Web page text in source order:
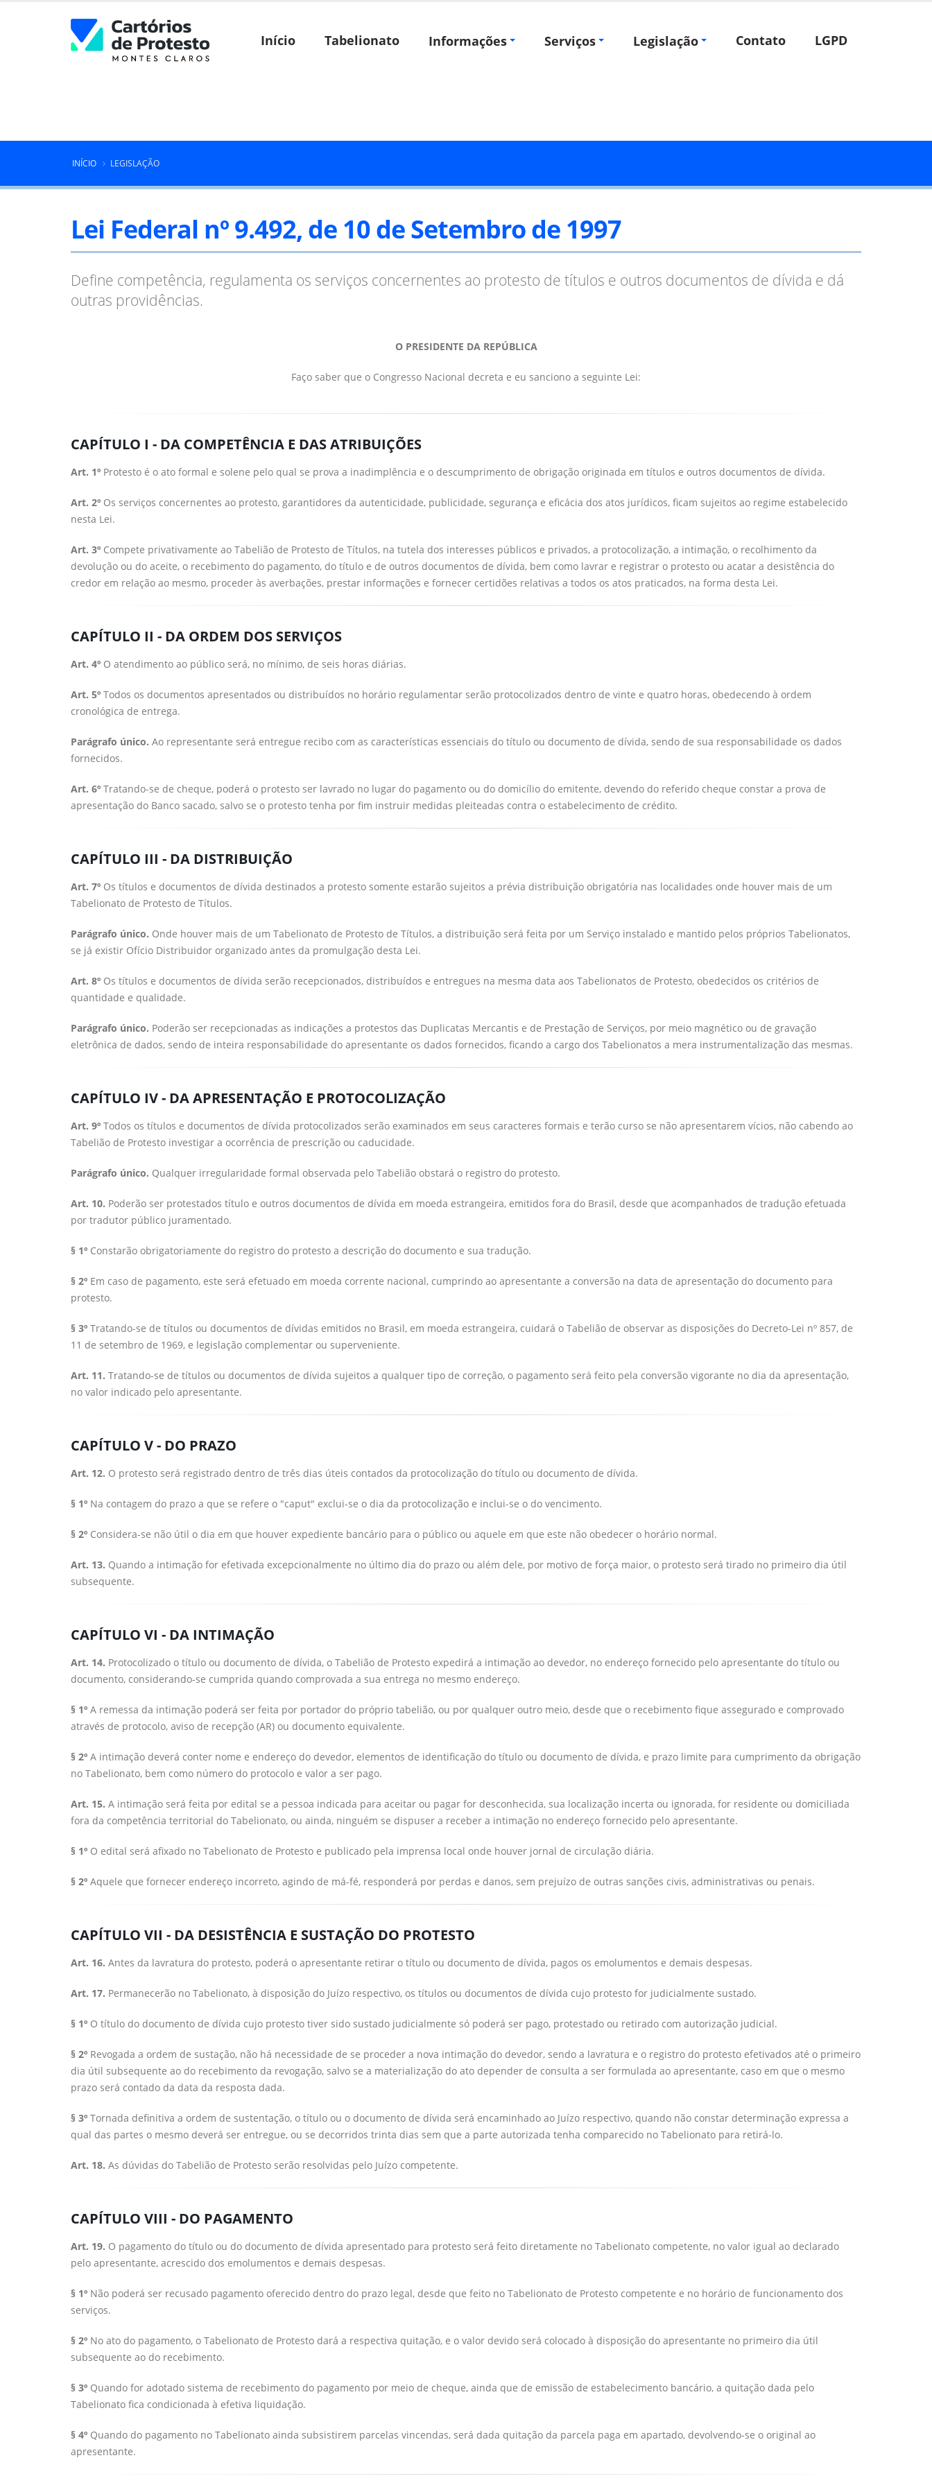
Início Tabelionato Informações Serviços Legislação Contato LGPD
INÍCIO LEGISLAÇÃO
Lei Federal nº 9.492, de 10 de Setembro de 1997
Define competência, regulamenta os serviços concernentes ao protesto de títulos e outros documentos de dívida e dá
outras providências.
O PRESIDENTE DA REPÚBLICA
Faço saber que o Congresso Nacional decreta e eu sanciono a seguinte Lei:
CAPÍTULO I - DA COMPETÊNCIA E DAS ATRIBUIÇÕES
Art. 1º Protesto é o ato formal e solene pelo qual se prova a inadimplência e o descumprimento de obrigação originada em títulos e outros documentos de dívida.
Art. 2º Os serviços concernentes ao protesto, garantidores da autenticidade, publicidade, segurança e eficácia dos atos jurídicos, ficam sujeitos ao regime estabelecido
nesta Lei.
Art. 3º Compete privativamente ao Tabelião de Protesto de Títulos, na tutela dos interesses públicos e privados, a protocolização, a intimação, o recolhimento da
devolução ou do aceite, o recebimento do pagamento, do título e de outros documentos de dívida, bem como lavrar e registrar o protesto ou acatar a desistência do
credor em relação ao mesmo, proceder às averbações, prestar informações e fornecer certidões relativas a todos os atos praticados, na forma desta Lei.
CAPÍTULO II - DA ORDEM DOS SERVIÇOS
Art. 4º O atendimento ao público será, no mínimo, de seis horas diárias.
Art. 5º Todos os documentos apresentados ou distribuídos no horário regulamentar serão protocolizados dentro de vinte e quatro horas, obedecendo à ordem
cronológica de entrega.
Parágrafo único. Ao representante será entregue recibo com as características essenciais do título ou documento de dívida, sendo de sua responsabilidade os dados
fornecidos.
Art. 6º Tratando-se de cheque, poderá o protesto ser lavrado no lugar do pagamento ou do domicílio do emitente, devendo do referido cheque constar a prova de
apresentação do Banco sacado, salvo se o protesto tenha por fim instruir medidas pleiteadas contra o estabelecimento de crédito.
CAPÍTULO III - DA DISTRIBUIÇÃO
Art. 7º Os títulos e documentos de dívida destinados a protesto somente estarão sujeitos a prévia distribuição obrigatória nas localidades onde houver mais de um
Tabelionato de Protesto de Títulos.
Parágrafo único. Onde houver mais de um Tabelionato de Protesto de Títulos, a distribuição será feita por um Serviço instalado e mantido pelos próprios Tabelionatos,
se já existir Ofício Distribuidor organizado antes da promulgação desta Lei.
Art. 8º Os títulos e documentos de dívida serão recepcionados, distribuídos e entregues na mesma data aos Tabelionatos de Protesto, obedecidos os critérios de
quantidade e qualidade.
Parágrafo único. Poderão ser recepcionadas as indicações a protestos das Duplicatas Mercantis e de Prestação de Serviços, por meio magnético ou de gravação
eletrônica de dados, sendo de inteira responsabilidade do apresentante os dados fornecidos, ficando a cargo dos Tabelionatos a mera instrumentalização das mesmas.
CAPÍTULO IV - DA APRESENTAÇÃO E PROTOCOLIZAÇÃO
Art. 9º Todos os títulos e documentos de dívida protocolizados serão examinados em seus caracteres formais e terão curso se não apresentarem vícios, não cabendo ao
Tabelião de Protesto investigar a ocorrência de prescrição ou caducidade.
Parágrafo único. Qualquer irregularidade formal observada pelo Tabelião obstará o registro do protesto.
Art. 10. Poderão ser protestados título e outros documentos de dívida em moeda estrangeira, emitidos fora do Brasil, desde que acompanhados de tradução efetuada
por tradutor público juramentado.
§ 1º Constarão obrigatoriamente do registro do protesto a descrição do documento e sua tradução.
§ 2º Em caso de pagamento, este será efetuado em moeda corrente nacional, cumprindo ao apresentante a conversão na data de apresentação do documento para
protesto.
§ 3º Tratando-se de títulos ou documentos de dívidas emitidos no Brasil, em moeda estrangeira, cuidará o Tabelião de observar as disposições do Decreto-Lei nº 857, de
11 de setembro de 1969, e legislação complementar ou superveniente.
Art. 11. Tratando-se de títulos ou documentos de dívida sujeitos a qualquer tipo de correção, o pagamento será feito pela conversão vigorante no dia da apresentação,
no valor indicado pelo apresentante.
CAPÍTULO V - DO PRAZO
Art. 12. O protesto será registrado dentro de três dias úteis contados da protocolização do título ou documento de dívida.
§ 1º Na contagem do prazo a que se refere o "caput" exclui-se o dia da protocolização e inclui-se o do vencimento.
§ 2º Considera-se não útil o dia em que houver expediente bancário para o público ou aquele em que este não obedecer o horário normal.
Art. 13. Quando a intimação for efetivada excepcionalmente no último dia do prazo ou além dele, por motivo de força maior, o protesto será tirado no primeiro dia útil
subsequente.
CAPÍTULO VI - DA INTIMAÇÃO
Art. 14. Protocolizado o título ou documento de dívida, o Tabelião de Protesto expedirá a intimação ao devedor, no endereço fornecido pelo apresentante do título ou
documento, considerando-se cumprida quando comprovada a sua entrega no mesmo endereço.
§ 1º A remessa da intimação poderá ser feita por portador do próprio tabelião, ou por qualquer outro meio, desde que o recebimento fique assegurado e comprovado
através de protocolo, aviso de recepção (AR) ou documento equivalente.
§ 2º A intimação deverá conter nome e endereço do devedor, elementos de identificação do título ou documento de dívida, e prazo limite para cumprimento da obrigação
no Tabelionato, bem como número do protocolo e valor a ser pago.
Art. 15. A intimação será feita por edital se a pessoa indicada para aceitar ou pagar for desconhecida, sua localização incerta ou ignorada, for residente ou domiciliada
fora da competência territorial do Tabelionato, ou ainda, ninguém se dispuser a receber a intimação no endereço fornecido pelo apresentante.
§ 1º O edital será afixado no Tabelionato de Protesto e publicado pela imprensa local onde houver jornal de circulação diária.
§ 2º Aquele que fornecer endereço incorreto, agindo de má-fé, responderá por perdas e danos, sem prejuízo de outras sanções civis, administrativas ou penais.
CAPÍTULO VII - DA DESISTÊNCIA E SUSTAÇÃO DO PROTESTO
Art. 16. Antes da lavratura do protesto, poderá o apresentante retirar o título ou documento de dívida, pagos os emolumentos e demais despesas.
Art. 17. Permanecerão no Tabelionato, à disposição do Juízo respectivo, os títulos ou documentos de dívida cujo protesto for judicialmente sustado.
§ 1º O título do documento de dívida cujo protesto tiver sido sustado judicialmente só poderá ser pago, protestado ou retirado com autorização judicial.
§ 2º Revogada a ordem de sustação, não há necessidade de se proceder a nova intimação do devedor, sendo a lavratura e o registro do protesto efetivados até o primeiro
dia útil subsequente ao do recebimento da revogação, salvo se a materialização do ato depender de consulta a ser formulada ao apresentante, caso em que o mesmo
prazo será contado da data da resposta dada.
§ 3º Tornada definitiva a ordem de sustentação, o título ou o documento de dívida será encaminhado ao Juízo respectivo, quando não constar determinação expressa a
qual das partes o mesmo deverá ser entregue, ou se decorridos trinta dias sem que a parte autorizada tenha comparecido no Tabelionato para retirá-lo.
Art. 18. As dúvidas do Tabelião de Protesto serão resolvidas pelo Juízo competente.
CAPÍTULO VIII - DO PAGAMENTO
Art. 19. O pagamento do título ou do documento de dívida apresentado para protesto será feito diretamente no Tabelionato competente, no valor igual ao declarado
pelo apresentante, acrescido dos emolumentos e demais despesas.
§ 1º Não poderá ser recusado pagamento oferecido dentro do prazo legal, desde que feito no Tabelionato de Protesto competente e no horário de funcionamento dos
serviços.
§ 2º No ato do pagamento, o Tabelionato de Protesto dará a respectiva quitação, e o valor devido será colocado à disposição do apresentante no primeiro dia útil
subsequente ao do recebimento.
§ 3º Quando for adotado sistema de recebimento do pagamento por meio de cheque, ainda que de emissão de estabelecimento bancário, a quitação dada pelo
Tabelionato fica condicionada à efetiva liquidação.
§ 4º Quando do pagamento no Tabelionato ainda subsistirem parcelas vincendas, será dada quitação da parcela paga em apartado, devolvendo-se o original ao
apresentante.